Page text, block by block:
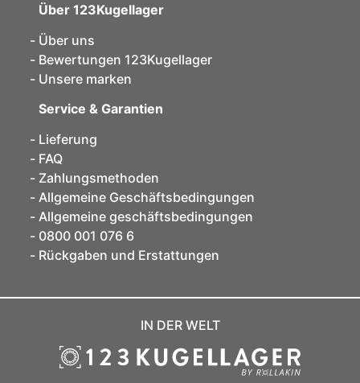
Über 123Kugellager
Über uns
Bewertungen 123Kugellager
Unsere marken
Service & Garantien
Lieferung
FAQ
Zahlungsmethoden
Allgemeine Geschäftsbedingungen
Allgemeine geschäftsbedingungen
0800 001 076 6
Rückgaben und Erstattungen
IN DER WELT